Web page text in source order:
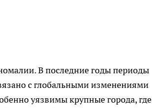
В последние годы периоды
с глобальными изменениями
уязвимы крупные города, где